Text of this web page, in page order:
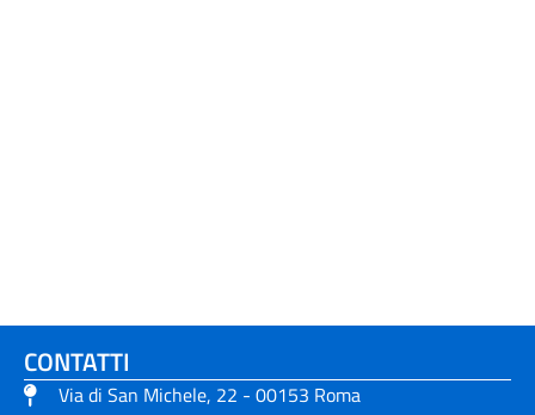
CONTATTI
Via di San Michele, 22 - 00153 Roma